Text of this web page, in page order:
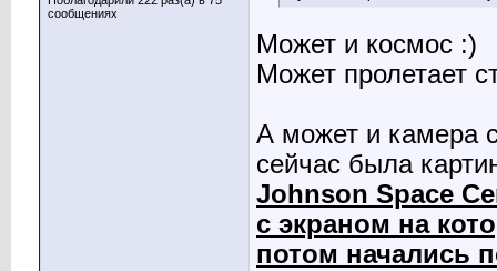
сообщениях
Может и космос :)
Может пролетает
А может и камера
сейчас была
Johnson Space
с экраном на
потом начались